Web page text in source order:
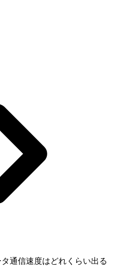
通信速度はどれくらい出る